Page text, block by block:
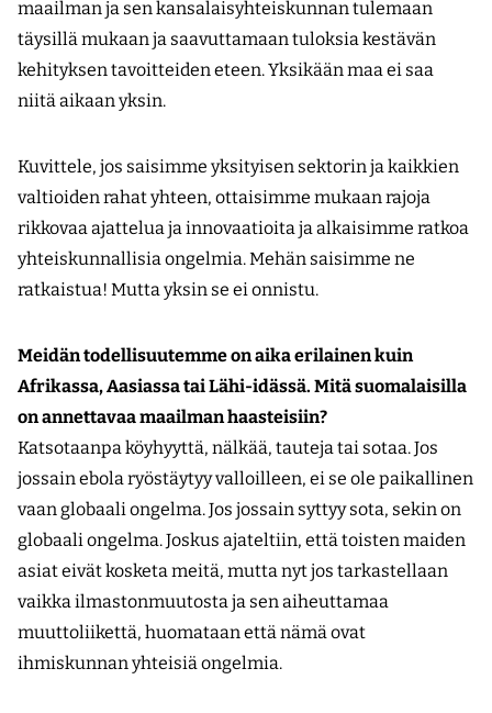
maailman ja sen kansalaisyhteiskunnan tulemaan
täysillä mukaan ja saavuttamaan tuloksia kestävän
kehityksen tavoitteiden eteen. Yksikään maa ei saa
niitä aikaan yksin.
Kuvittele, jos saisimme yksityisen sektorin ja kaikkien
valtioiden rahat yhteen, ottaisimme mukaan rajoja
rikkovaa ajattelua ja innovaatioita ja alkaisimme ratkoa
yhteiskunnallisia ongelmia. Mehän saisimme ne
ratkaistua! Mutta yksin se ei onnistu.
Meidän todellisuutemme on aika erilainen kuin
Afrikassa, Aasiassa tai Lähi-idässä. Mitä suomalaisilla
on annettavaa maailman haasteisiin?
Katsotaanpa köyhyyttä, nälkää, tauteja tai sotaa. Jos
jossain ebola ryöstäytyy valloilleen, ei se ole paikallinen
vaan globaali ongelma. Jos jossain syttyy sota, sekin on
globaali ongelma. Joskus ajateltiin, että toisten maiden
asiat eivät kosketa meitä, mutta nyt jos tarkastellaan
vaikka ilmastonmuutosta ja sen aiheuttamaa
muuttoliikettä, huomataan että nämä ovat
ihmiskunnan yhteisiä ongelmia.